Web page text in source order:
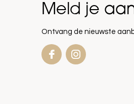
Meld je
Ontvang de nieuwste